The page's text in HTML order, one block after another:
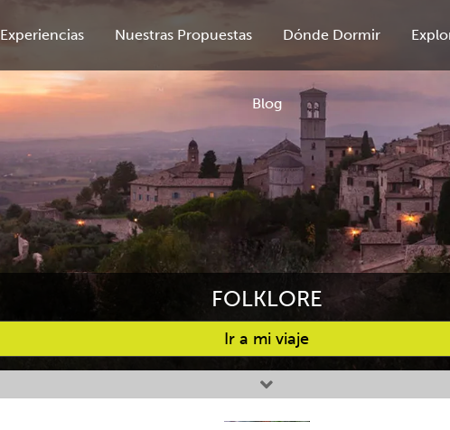
Experiencias Nuestras Propuestas Dónde Dormir
Blog
FOLKLORE
Ir a mi viaje